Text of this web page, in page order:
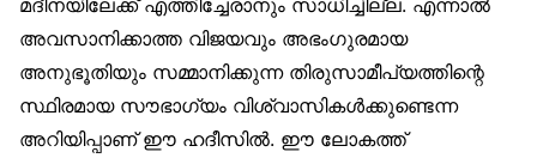
അവസാനിക്കാത്ത വിജയവും അഭംഗുരമായ
അനുഭൂതിയും സമ്മാനിക്കുന്ന തിരുസാമീപ്യത്തിന്റെ
സ്ഥിരമായ സൗഭാഗ്യം വിശ്വാസികൾക്കുണ്ടെന്ന
അറിയിപ്പാണ് ഈ ഹദീസിൽ. ഈ ലോകത്ത്